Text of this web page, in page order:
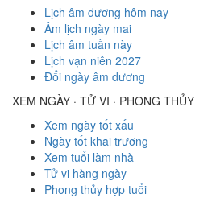
Lịch âm dương hôm nay
Âm lịch ngày mai
Lịch âm tuần này
Lịch vạn niên 2027
Đổi ngày âm dương
XEM NGÀY · TỬ VI · PHONG THỦY
Xem ngày tốt xấu
Ngày tốt khai trương
Xem tuổi làm nhà
Tử vi hàng ngày
Phong thủy hợp tuổi